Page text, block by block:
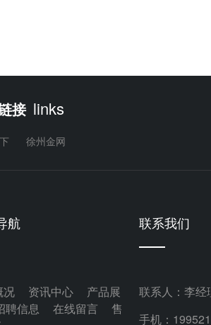
接 links
徐州金网
航
况 资讯中心
产品展
聘信息 在线留言 售
联系我们
联系人：李经